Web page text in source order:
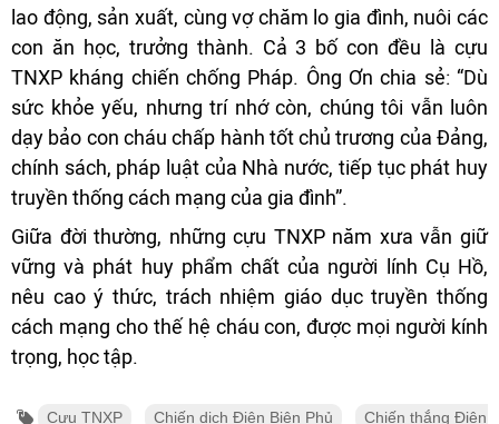
lao động, sản xuất, cùng vợ chăm lo gia đình, nuôi các
con ăn học, trưởng thành. Cả 3 bố con đều là cựu
TNXP kháng chiến chống Pháp. Ông Ơn chia sẻ: “Dù
sức khỏe yếu, nhưng trí nhớ còn, chúng tôi vẫn luôn
dạy bảo con cháu chấp hành tốt chủ trương của Ðảng,
chính sách, pháp luật của Nhà nước, tiếp tục phát huy
truyền thống cách mạng của gia đình”.
Giữa đời thường, những cựu TNXP năm xưa vẫn giữ
vững và phát huy phẩm chất của người lính Cụ Hồ,
nêu cao ý thức, trách nhiệm giáo dục truyền thống
cách mạng cho thế hệ cháu con, được mọi người kính
trọng, học tập.
Cựu TNXP Chiến dịch Điện Biên Phủ Chiến thắng Điện